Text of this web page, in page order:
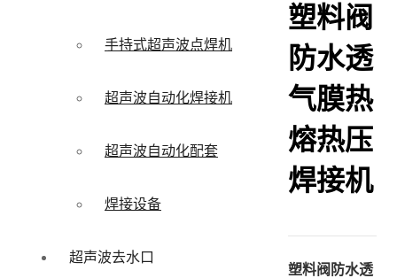
手持式超声波点焊机
超声波自动化焊接机
超声波自动化配套
焊接设备
超声波去水口
塑料阀
防水透
气膜热
熔热压
焊接机
塑料阀防水透